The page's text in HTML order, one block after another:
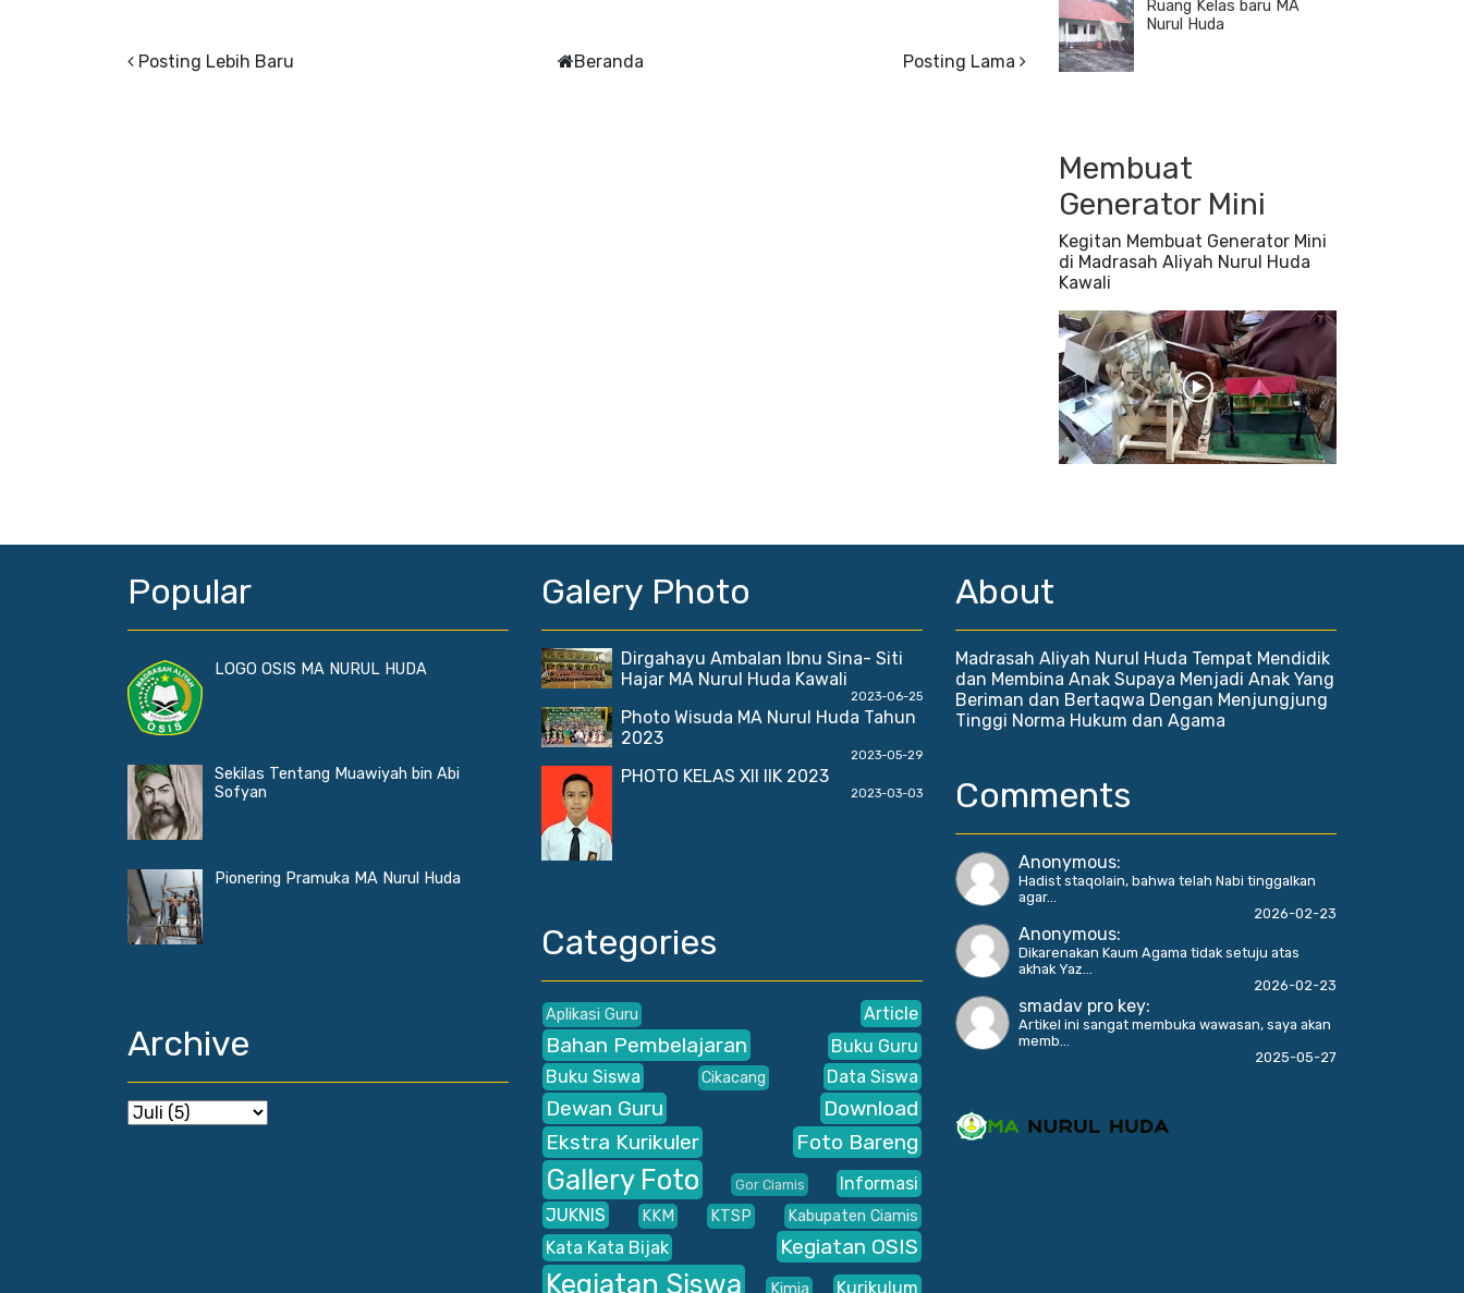
Posting Lebih Baru Posting Lama
Beranda
Ruang Kelas baru MA
Nurul Huda
Membuat
Generator Mini
Kegitan Membuat Generator Mini
di Madrasah Aliyah Nurul Huda
Kawali
Popular
LOGO OSIS MA NURUL HUDA
Sekilas Tentang Muawiyah bin Abi
Sofyan
Pionering Pramuka MA Nurul Huda
Archive
Galery Photo
Dirgahayu Ambalan Ibnu Sina- Siti
Hajar MA Nurul Huda Kawali
2023-06-25
Photo Wisuda MA Nurul Huda Tahun
2023
2023-05-29
PHOTO KELAS XII IIK 2023
2023-03-03
Categories
Aplikasi Guru Article
Bahan Pembelajaran
Buku Guru
Buku Siswa
Cikacang Data Siswa
Dewan Guru
Download
Ekstra Kurikuler
Foto Bareng
Gallery Foto Gor Ciamis
Informasi
JUKNIS
KKM KTSP Kabupaten Ciamis
Kata Kata Bijak Kegiatan OSIS
Kegiatan Siswa Kimia Kurikulum
About
Madrasah Aliyah Nurul Huda Tempat Mendidik
dan Membina Anak Supaya Menjadi Anak Yang
Beriman dan Bertaqwa Dengan Menjungjung
Tinggi Norma Hukum dan Agama
Comments
Anonymous:
Hadist staqolain, bahwa telah Nabi tinggalkan
agar...
2026-02-23
Anonymous:
Dikarenakan Kaum Agama tidak setuju atas
akhak Yaz...
2026-02-23
smadav pro key:
Artikel ini sangat membuka wawasan, saya akan
memb...
2025-05-27